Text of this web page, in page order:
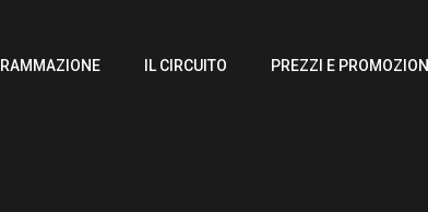
IL CIRCUITO PREZZI E PROMOZIONI